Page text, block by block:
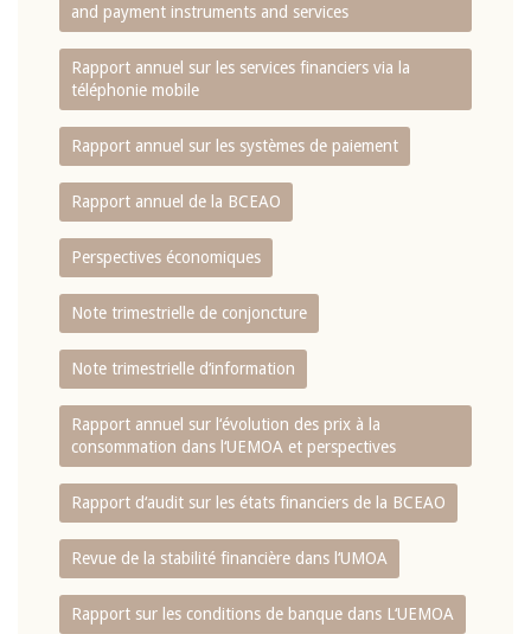
and payment instruments and services
Rapport annuel sur les services financiers via la
téléphonie mobile
Rapport annuel sur les systèmes de paiement
Rapport annuel de la BCEAO
Perspectives économiques
Note trimestrielle de conjoncture
Note trimestrielle d‘information
Rapport annuel sur l‘évolution des prix à la
consommation dans l‘UEMOA et perspectives
Rapport d‘audit sur les états financiers de la BCEAO
Revue de la stabilité financière dans l‘UMOA
Rapport sur les conditions de banque dans L‘UEMOA